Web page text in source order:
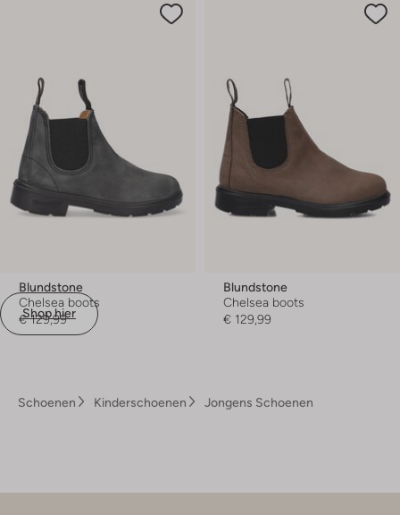
Shop hier
Blundstone
Chelsea boots
€ 129,99
Blundstone
Chelsea boots
€ 129,99
Schoenen Kinderschoenen Jongens Schoenen